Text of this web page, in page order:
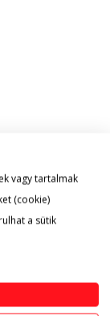
vagy tartalmak
(cookie)
a sütik